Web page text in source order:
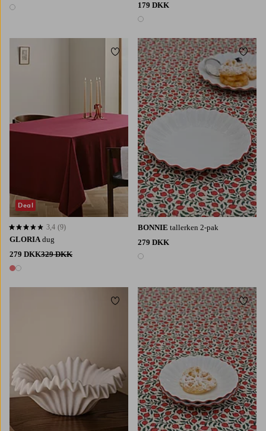
1 farve
179 DKK
1 farve
GLORIA dug
279 DKK329 DKK
2 farver
3,4 baseret på 9 bedømmelser
3,4 (9)
Deal
Tilføj til favoritter
BONNIE tallerken 2-pak
279 DKK
1 farve
Tilføj
Tilføj til favoritter Tilføj